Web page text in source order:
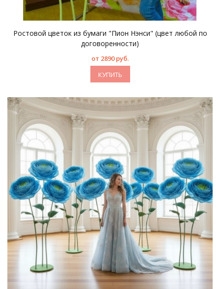
Ростовой цветок из бумаги "Пион Нэнси" (цвет любой по
договоренности)
от 2890 руб.
КУПИТЬ